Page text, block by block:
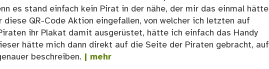
es stand einfach kein Pirat in der nähe, der mir das einmal hätte
QR-Code Aktion eingefallen, von welcher ich letzten auf
ihr Plakat damit ausgerüstet, hätte ich einfach das Handy
hätte mich dann direkt auf die Seite der Piraten gebracht, auf
beschreiben. | mehr